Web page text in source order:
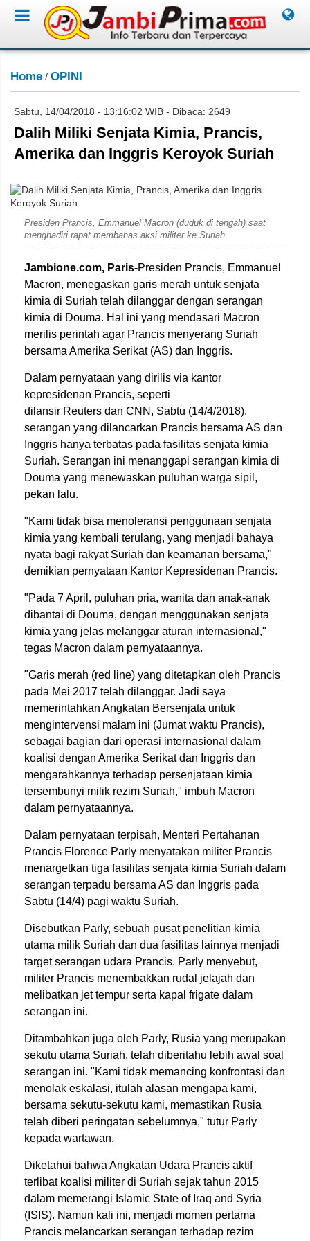
Home / OPINI
Sabtu, 14/04/2018 - 13:16:02 WIB - Dibaca: 2649
Dalih Miliki Senjata Kimia, Prancis,
Amerika dan Inggris Keroyok Suriah
Presiden Prancis, Emmanuel Macron (duduk di tengah) saat
menghadiri rapat membahas aksi militer ke Suriah
Jambione.com, Paris-Presiden Prancis, Emmanuel
Macron, menegaskan garis merah untuk senjata
kimia di Suriah telah dilanggar dengan serangan
kimia di Douma. Hal ini yang mendasari Macron
merilis perintah agar Prancis menyerang Suriah
bersama Amerika Serikat (AS) dan Inggris.
Dalam pernyataan yang dirilis via kantor
kepresidenan Prancis, seperti
dilansir Reuters dan CNN, Sabtu (14/4/2018),
serangan yang dilancarkan Prancis bersama AS dan
Inggris hanya terbatas pada fasilitas senjata kimia
Suriah. Serangan ini menanggapi serangan kimia di
Douma yang menewaskan puluhan warga sipil,
pekan lalu.
"Kami tidak bisa menoleransi penggunaan senjata
kimia yang kembali terulang, yang menjadi bahaya
nyata bagi rakyat Suriah dan keamanan bersama,"
demikian pernyataan Kantor Kepresidenan Prancis.
"Pada 7 April, puluhan pria, wanita dan anak-anak
dibantai di Douma, dengan menggunakan senjata
kimia yang jelas melanggar aturan internasional,"
tegas Macron dalam pernyataannya.
"Garis merah (red line) yang ditetapkan oleh Prancis
pada Mei 2017 telah dilanggar. Jadi saya
memerintahkan Angkatan Bersenjata untuk
mengintervensi malam ini (Jumat waktu Prancis),
sebagai bagian dari operasi internasional dalam
koalisi dengan Amerika Serikat dan Inggris dan
mengarahkannya terhadap persenjataan kimia
tersembunyi milik rezim Suriah," imbuh Macron
dalam pernyataannya.
Dalam pernyataan terpisah, Menteri Pertahanan
Prancis Florence Parly menyatakan militer Prancis
menargetkan tiga fasilitas senjata kimia Suriah dalam
serangan terpadu bersama AS dan Inggris pada
Sabtu (14/4) pagi waktu Suriah.
Disebutkan Parly, sebuah pusat penelitian kimia
utama milik Suriah dan dua fasilitas lainnya menjadi
target serangan udara Prancis. Parly menyebut,
militer Prancis menembakkan rudal jelajah dan
melibatkan jet tempur serta kapal frigate dalam
serangan ini.
Ditambahkan juga oleh Parly, Rusia yang merupakan
sekutu utama Suriah, telah diberitahu lebih awal soal
serangan ini. "Kami tidak memancing konfrontasi dan
menolak eskalasi, itulah alasan mengapa kami,
bersama sekutu-sekutu kami, memastikan Rusia
telah diberi peringatan sebelumnya," tutur Parly
kepada wartawan.
Diketahui bahwa Angkatan Udara Prancis aktif
terlibat koalisi militer di Suriah sejak tahun 2015
dalam memerangi Islamic State of Iraq and Syria
(ISIS). Namun kali ini, menjadi momen pertama
Prancis melancarkan serangan terhadap rezim